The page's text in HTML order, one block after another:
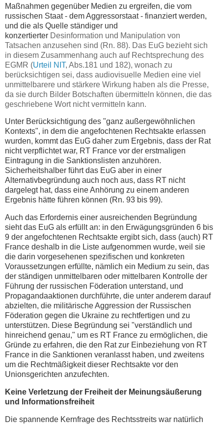
Maßnahmen gegenüber Medien zu ergreifen, die vom
russischen Staat - dem Aggressorstaat - finanziert werden,
und die als Quelle ständiger und
konzertierter Desinformation und Manipulation von
Tatsachen anzusehen sind (Rn. 88). Das EuG bezieht sich
in diesem Zusammenhang auch auf Rechtsprechung des
EGMR (Urteil NIT, Abs.181 und 182), wonach zu
berücksichtigen sei, dass audiovisuelle Medien eine viel
unmittelbarere und stärkere Wirkung haben als die Presse,
da sie durch Bilder Botschaften übermitteln können, die das
geschriebene Wort nicht vermitteln kann.
Unter Berücksichtigung des "ganz außergewöhnlichen
Kontexts", in dem die angefochtenen Rechtsakte erlassen
wurden, kommt das EuG daher zum Ergebnis, dass der Rat
nicht verpflichtet war, RT France vor der erstmaligen
Eintragung in die Sanktionslisten anzuhören.
Sicherheitshalber führt das EuG aber in einer
Alternativbegründung auch noch aus, dass RT nicht
dargelegt hat, dass eine Anhörung zu einem anderen
Ergebnis hätte führen können (Rn. 93 bis 99).
Auch das Erfordernis einer ausreichenden Begründung
sieht das EuG als erfüllt an: in den Erwägungsgründen 6 bis
9 der angefochtenen Rechtsakte ergibt sich, dass (auch) RT
France deshalb in die Liste aufgenommen wurde, weil sie
die darin vorgesehenen spezifischen und konkreten
Voraussetzungen erfüllte, nämlich ein Medium zu sein, das
der ständigen unmittelbaren oder mittelbaren Kontrolle der
Führung der russischen Föderation unterstand, und
Propagandaaktionen durchführte, die unter anderem darauf
abzielten, die militärische Aggression der Russischen
Föderation gegen die Ukraine zu rechtfertigen und zu
unterstützen. Diese Begründung sei "verständlich und
hinreichend genau," um es RT France zu ermöglichen, die
Gründe zu erfahren, die den Rat zur Einbeziehung von RT
France in die Sanktionen veranlasst haben, und zweitens
um die Rechtmäßigkeit dieser Rechtsakte vor den
Unionsgerichten anzufechten.
Keine Verletzung der Freiheit der Meinungsäußerung
und Informationsfreiheit
Die spannende Kernfrage des Rechtsstreits war natürlich